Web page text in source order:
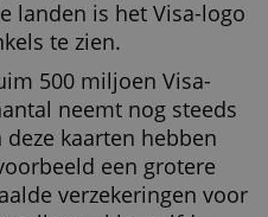
hetzelfde?
hetzelfde in
een wereldwijd
landen is het
te zien.